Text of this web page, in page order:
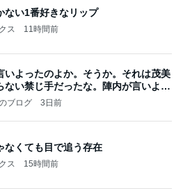
ない1番好きなリップ
ス 11時間前
いよったのよか。そうか。それは茂美
ない禁じ手だったな。陣内が言いよる
ブログ 3日前
なくても目で追う存在
ス 15時間前